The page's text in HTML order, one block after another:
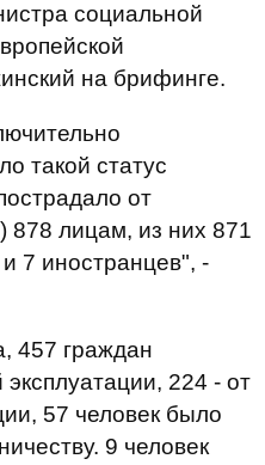
социальной
на брифинге.
такой статус
от
878 лицам, из них 871
7 иностранцев", -
457 граждан
224 - от
57 человек было
9 человек